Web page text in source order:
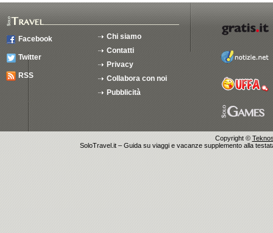
Facebook
Twitter
RSS
Chi siamo
Contatti
Privacy
Collabora con noi
Pubblicità
Copyright ©
SoloTravel.it – Guida su viaggi e vacanze supplemento alla